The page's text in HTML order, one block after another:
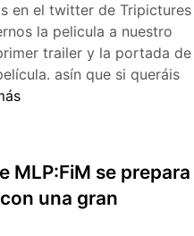
en el twitter de Tripictures
la pelicula a nuestro
trailer y la portada de
asín que si queráis
MLP:FiM se prepara
una gran